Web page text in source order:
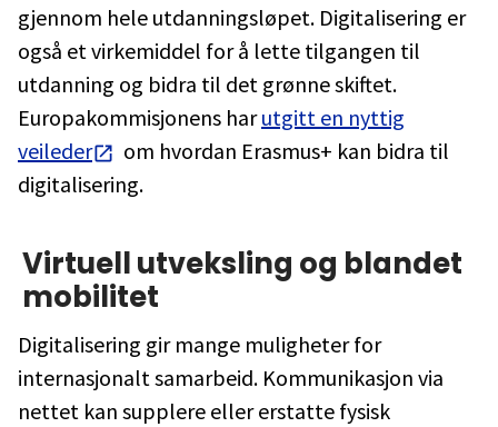
gjennom hele utdanningsløpet. Digitalisering er
også et virkemiddel for å lette tilgangen til
utdanning og bidra til det grønne skiftet.
Europakommisjonens harutgitt en nyttig
veileder
om hvordan Erasmus+ kan bidra til
digitalisering.
Virtuell utveksling og blandet
mobilitet
Digitalisering gir mange muligheter for
internasjonalt samarbeid. Kommunikasjon via
nettet kan supplere eller erstatte fysisk